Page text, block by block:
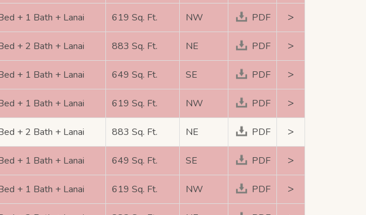
+ 1 Bath + Lanai 619 Sq. Ft. NW PDF >
+ 2 Bath + Lanai 883 Sq. Ft. NE PDF >
+ 1 Bath + Lanai 649 Sq. Ft. SE PDF >
+ 1 Bath + Lanai 619 Sq. Ft. NW PDF >
+ 2 Bath + Lanai 883 Sq. Ft. NE PDF >
+ 1 Bath + Lanai 649 Sq. Ft. SE PDF >
+ 1 Bath + Lanai 619 Sq. Ft. NW PDF >